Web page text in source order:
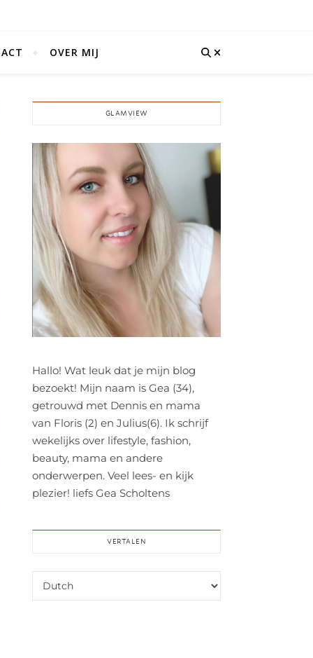
OVER MIJ
GLAMVIEW
Hallo! Wat leuk dat je mijn blog
bezoekt! Mijn naam is Gea (34),
getrouwd met Dennis en mama
van Floris (2) en Julius(6). Ik schrijf
wekelijks over lifestyle, fashion,
beauty, mama en andere
onderwerpen. Veel lees- en kijk
plezier! liefs Gea Scholtens
VERTALEN